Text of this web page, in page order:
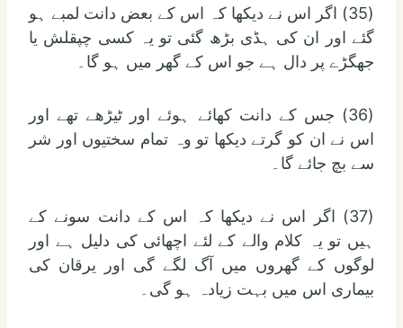
(35) اگر اس نے دیکھا کہ اس کے بعض دانت لمبے ہو
گئے اور ان کی ہڈی بڑھ گئی تو یہ کسی چپقلش یا
جھگڑے پر دال ہے جو اس کے گھر میں ہو گا۔
(36) جس کے دانت کھائے ہوئے اور ٹیڑھے تھے اور
اس نے ان کو گرتے دیکھا تو وہ تمام سختیوں اور شر
سے بچ جائے گا۔
(37) اگر اس نے دیکھا کہ اس کے دانت سونے کے
ہیں تو یہ کلام والے کے لئے اچھائی کی دلیل ہے اور
لوگوں کے گھروں میں آگ لگے گی اور یرقان کی
بیماری اس میں بہت زیادہ ہو گی۔